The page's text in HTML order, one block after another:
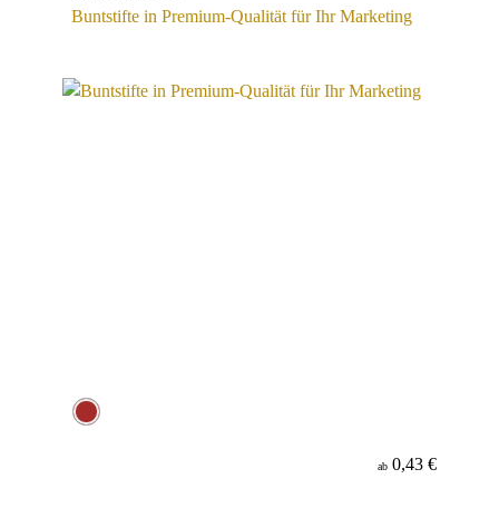
Buntstifte in Premium-Qualität für Ihr Marketing
ab 0,43 €